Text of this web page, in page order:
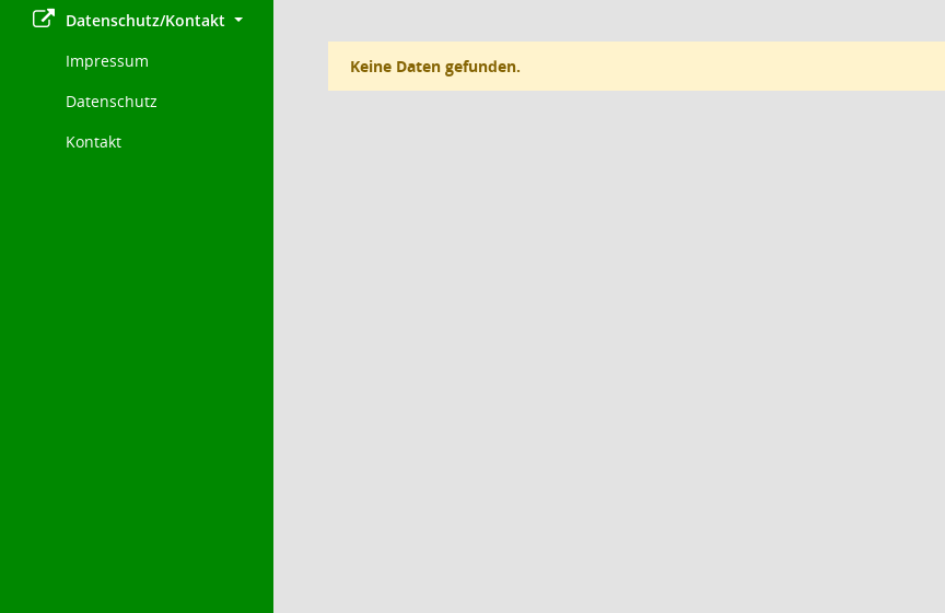
Datenschutz/Kontakt
Impressum
Datenschutz
Kontakt
Keine Daten gefunden.